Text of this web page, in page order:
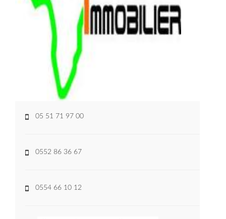
05 51 71 97 00
0552 86 36 67
0554 66 10 12